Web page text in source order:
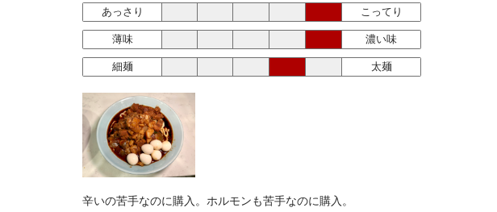
あっさり こってり
薄味 濃い味
細麺 太麺
辛いの苦手なのに購入。ホルモンも苦手なのに購入。